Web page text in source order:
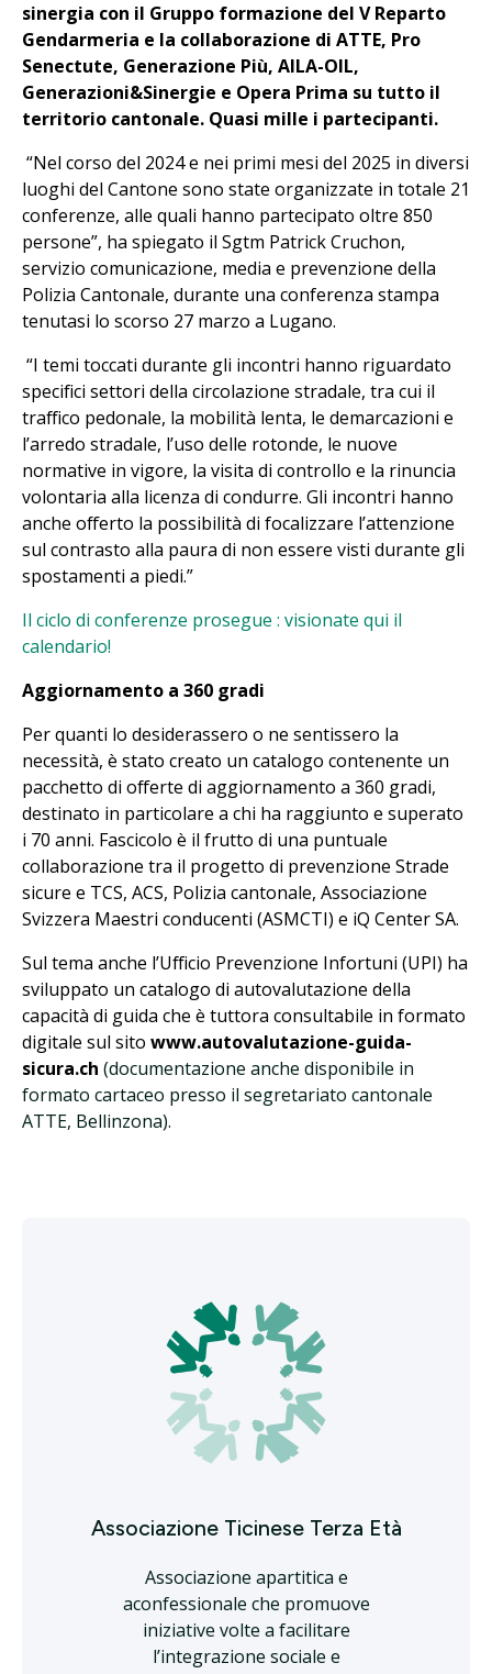
sinergia con il Gruppo formazione del V Reparto
Gendarmeria e la collaborazione di ATTE, Pro
Senectute, Generazione Più, AILA-OIL,
Generazioni&Sinergie e Opera Prima su tutto il
territorio cantonale. Quasi mille i partecipanti.
“Nel corso del 2024 e nei primi mesi del 2025 in diversi
luoghi del Cantone sono state organizzate in totale 21
conferenze, alle quali hanno partecipato oltre 850
persone”, ha spiegato il Sgtm Patrick Cruchon,
servizio comunicazione, media e prevenzione della
Polizia Cantonale, durante una conferenza stampa
tenutasi lo scorso 27 marzo a Lugano.
“I temi toccati durante gli incontri hanno riguardato
specifici settori della circolazione stradale, tra cui il
traffico pedonale, la mobilità lenta, le demarcazioni e
l’arredo stradale, l’uso delle rotonde, le nuove
normative in vigore, la visita di controllo e la rinuncia
volontaria alla licenza di condurre. Gli incontri hanno
anche offerto la possibilità di focalizzare l’attenzione
sul contrasto alla paura di non essere visti durante gli
spostamenti a piedi.”
Il ciclo di conferenze prosegue : visionate qui il
calendario!
Aggiornamento a 360 gradi
Per quanti lo desiderassero o ne sentissero la
necessità, è stato creato un catalogo contenente un
pacchetto di offerte di aggiornamento a 360 gradi,
destinato in particolare a chi ha raggiunto e superato
i 70 anni. Fascicolo è il frutto di una puntuale
collaborazione tra il progetto di prevenzione Strade
sicure e TCS, ACS, Polizia cantonale, Associazione
Svizzera Maestri conducenti (ASMCTI) e iQ Center SA.
Sul tema anche l’Ufficio Prevenzione Infortuni (UPI) ha
sviluppato un catalogo di autovalutazione della
capacità di guida che è tuttora consultabile in formato
digitale sul sito www.autovalutazione-guida-
sicura.ch (documentazione anche disponibile in
formato cartaceo presso il segretariato cantonale
ATTE, Bellinzona).
Associazione Ticinese Terza Età
Associazione apartitica e
aconfessionale che promuove
iniziative volte a facilitare
l’integrazione sociale e